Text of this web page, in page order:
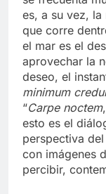
es, a su vez,
que corre
el mar es el
aprovechar la
deseo, el
minimum
“Carpe noctem
esto es el
perspectiva
con imágenes
percibir,